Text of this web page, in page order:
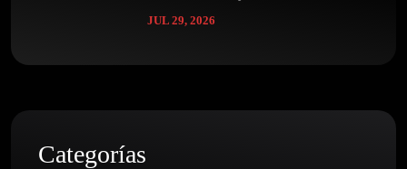
JUL 29, 2026
Categorías